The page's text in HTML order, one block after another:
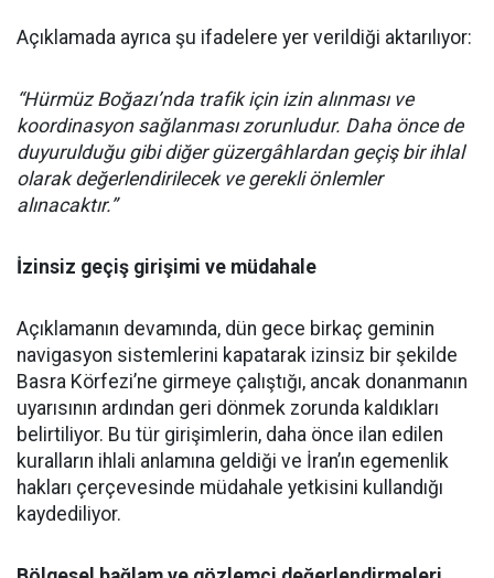
Açıklamada ayrıca şu ifadelere yer verildiği aktarılıyor:
“Hürmüz Boğazı’nda trafik için izin alınması ve
koordinasyon sağlanması zorunludur. Daha önce de
duyurulduğu gibi diğer güzergâhlardan geçiş bir ihlal
olarak değerlendirilecek ve gerekli önlemler
alınacaktır.”
İzinsiz geçiş girişimi ve müdahale
Açıklamanın devamında, dün gece birkaç geminin
navigasyon sistemlerini kapatarak izinsiz bir şekilde
Basra Körfezi’ne girmeye çalıştığı, ancak donanmanın
uyarısının ardından geri dönmek zorunda kaldıkları
belirtiliyor. Bu tür girişimlerin, daha önce ilan edilen
kuralların ihlali anlamına geldiği ve İran’ın egemenlik
hakları çerçevesinde müdahale yetkisini kullandığı
kaydediliyor.